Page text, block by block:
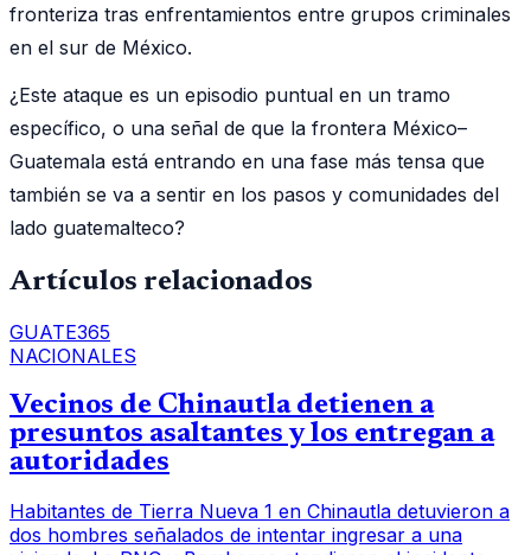
fronteriza tras enfrentamientos entre grupos criminales
en el sur de México.
¿Este ataque es un episodio puntual en un tramo
específico, o una señal de que la frontera México–
Guatemala está entrando en una fase más tensa que
también se va a sentir en los pasos y comunidades del
lado guatemalteco?
Artículos relacionados
GUATE365
NACIONALES
Vecinos de Chinautla detienen a
presuntos asaltantes y los entregan a
autoridades
Habitantes de Tierra Nueva 1 en Chinautla detuvieron a
dos hombres señalados de intentar ingresar a una